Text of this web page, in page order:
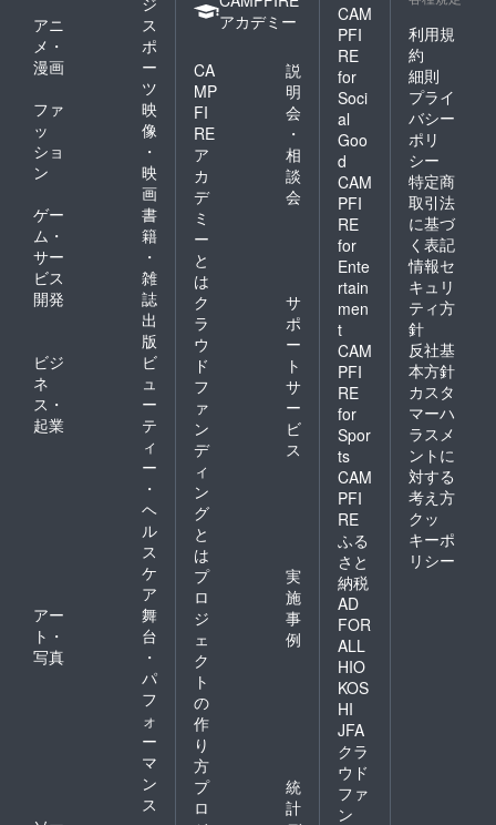
アニ
メ・
漫画
ス
ポ
ー
ツ
ファ
ッ
ショ
ン
映
像
・
映
画
ゲー
ム・
サー
ビス
開発
書
籍
・
雑
誌
出
版
ビジ
ネ
ス・
起業
ビ
ュ
ー
テ
ィ
ー
・
ヘ
ル
ス
ケ
ア
アー
ト・
写真
舞
台
・
パ
フ
ォ
ー
マ
ン
ス
アカデミー
CA
MP
FI
RE
ア
カ
デ
ミ
ー
と
は
説
明
会
・
相
談
会
ク
ラ
ウ
ド
フ
ァ
ン
デ
ィ
ン
グ
と
は
サ
ポ
ー
ト
サ
ー
ビ
ス
プ
ロ
ジ
ェ
ク
ト
の
作
り
方
実
施
事
例
プ
ロ
統
計
CAM
PFI
RE
for
Soci
al
Goo
d
CAM
PFI
RE
for
Ente
rtain
men
t
CAM
PFI
RE
for
Spor
ts
CAM
PFI
RE
ふる
さと
納税
AD
FOR
ALL
HIO
KOS
HI
JFA
クラ
ウド
ファ
ン
利用規
約
細則
プライ
バシー
ポリ
シー
特定商
取引法
に基づ
く表記
情報セ
キュリ
ティ方
針
反社基
本方針
カスタ
マーハ
ラスメ
ントに
対する
考え方
クッ
キーポ
リシー